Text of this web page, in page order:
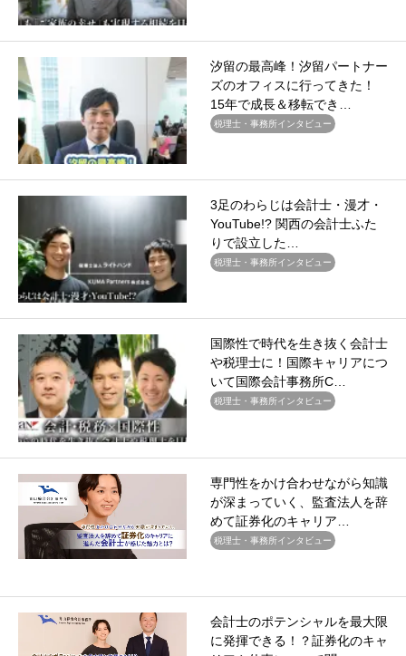
汐留の最高峰！汐留パートナー
ズのオフィスに行ってきた！
15年で成長＆移転でき…
税理士・事務所インタビュー
3足のわらじは会計士・漫才・
YouTube!? 関西の会計士ふた
りで設立した…
税理士・事務所インタビュー
国際性で時代を生き抜く会計士
や税理士に！国際キャリアにつ
いて国際会計事務所C…
税理士・事務所インタビュー
専門性をかけ合わせながら知識
が深まっていく、監査法人を辞
めて証券化のキャリア…
税理士・事務所インタビュー
会計士のポテンシャルを最大限
に発揮できる！？証券化のキャ